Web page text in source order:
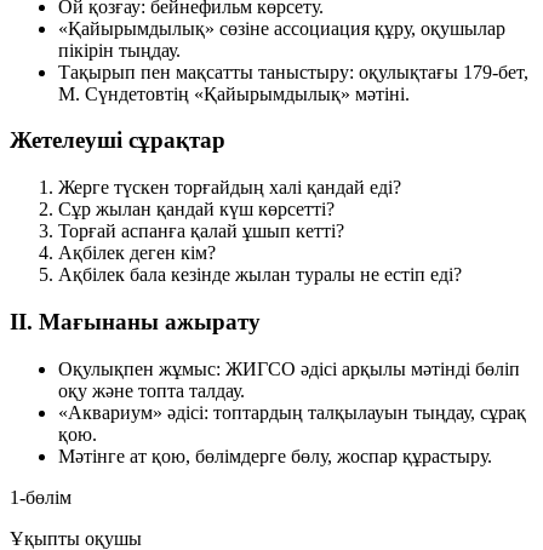
Ой қозғау: бейнефильм көрсету.
«Қайырымдылық» сөзіне ассоциация құру, оқушылар
пікірін тыңдау.
Тақырып пен мақсатты таныстыру: оқулықтағы 179-бет,
М. Сүндетовтің «Қайырымдылық» мәтіні.
Жетелеуші сұрақтар
Жерге түскен торғайдың халі қандай еді?
Сұр жылан қандай күш көрсетті?
Торғай аспанға қалай ұшып кетті?
Ақбілек деген кім?
Ақбілек бала кезінде жылан туралы не естіп еді?
II. Мағынаны ажырату
Оқулықпен жұмыс: ЖИГСО әдісі арқылы мәтінді бөліп
оқу және топта талдау.
«Аквариум» әдісі: топтардың талқылауын тыңдау, сұрақ
қою.
Мәтінге ат қою, бөлімдерге бөлу, жоспар құрастыру.
1-бөлім
Ұқыпты оқушы